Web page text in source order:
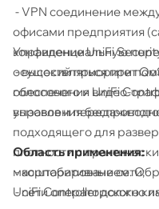
- VPN соединение
офисами предприятия
конфиденциальную
- высокий приоритет
голосового и видео-
вызовов и передачи
Управление UniFi
осуществляться при
обеспечения UniFi
управления
подходящего для
плотности с
масштабированием.
UniFi Controller должно
Область применения:
- корпоративные сети;
- сети операторского